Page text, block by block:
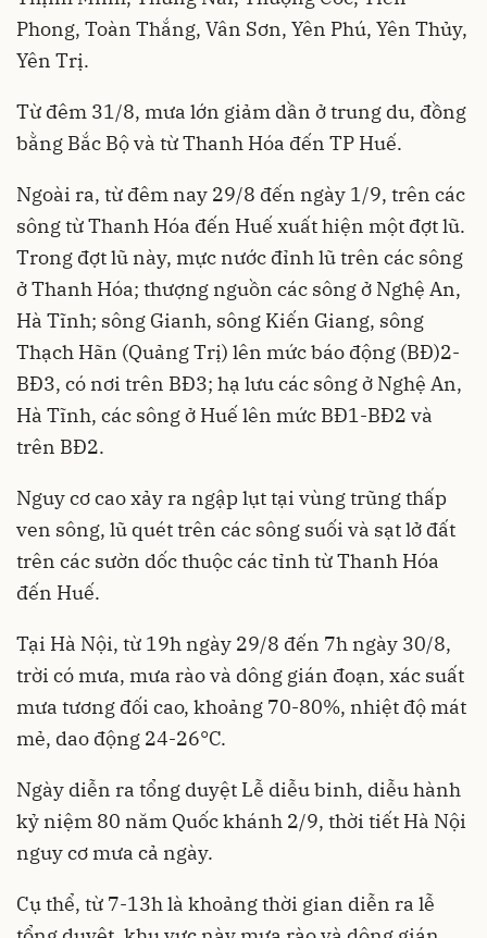
Phong, Toàn Thắng, Vân Sơn, Yên Phú, Yên Thủy,
Yên Trị.
Từ đêm 31/8, mưa lớn giảm dần ở trung du, đồng
bằng Bắc Bộ và từ Thanh Hóa đến TP Huế.
Ngoài ra, từ đêm nay 29/8 đến ngày 1/9, trên các
sông từ Thanh Hóa đến Huế xuất hiện một đợt lũ.
Trong đợt lũ này, mực nước đỉnh lũ trên các sông
ở Thanh Hóa; thượng nguồn các sông ở Nghệ An,
Hà Tĩnh; sông Gianh, sông Kiến Giang, sông
Thạch Hãn (Quảng Trị) lên mức báo động (BĐ)2-
BĐ3, có nơi trên BĐ3; hạ lưu các sông ở Nghệ An,
Hà Tĩnh, các sông ở Huế lên mức BĐ1-BĐ2 và
trên BĐ2.
Nguy cơ cao xảy ra ngập lụt tại vùng trũng thấp
ven sông, lũ quét trên các sông suối và sạt lở đất
trên các sườn dốc thuộc các tỉnh từ Thanh Hóa
đến Huế.
Tại Hà Nội, từ 19h ngày 29/8 đến 7h ngày 30/8,
trời có mưa, mưa rào và dông gián đoạn, xác suất
mưa tương đối cao, khoảng 70-80%, nhiệt độ mát
mẻ, dao động 24-26°C.
Ngày diễn ra tổng duyệt Lễ diễu binh, diễu hành
kỷ niệm 80 năm Quốc khánh 2/9, thời tiết Hà Nội
nguy cơ mưa cả ngày.
Cụ thể, từ 7-13h là khoảng thời gian diễn ra lễ